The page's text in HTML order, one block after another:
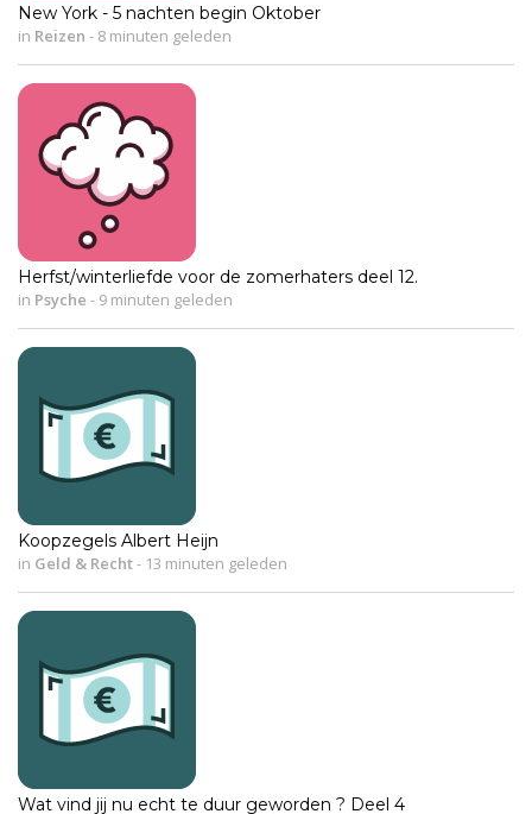
New York - 5 nachten begin Oktober
in Reizen - 8 minuten geleden
Herfst/winterliefde voor de zomerhaters deel 12.
in Psyche - 9 minuten geleden
Koopzegels Albert Heijn
in Geld & Recht- 13 minuten geleden
Wat vind jij nu echt te duur geworden ? Deel 4